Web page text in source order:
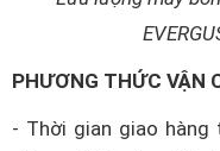
PHƯƠNG THỨC VẬN
- Thời gian giao